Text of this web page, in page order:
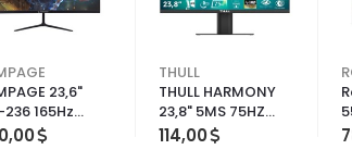
23,6"
236 165Hz
IPS FULL HD
THULL
THULL HARMONY
23,8" 5MS 75HZ
FREESYNC FHD
114,00